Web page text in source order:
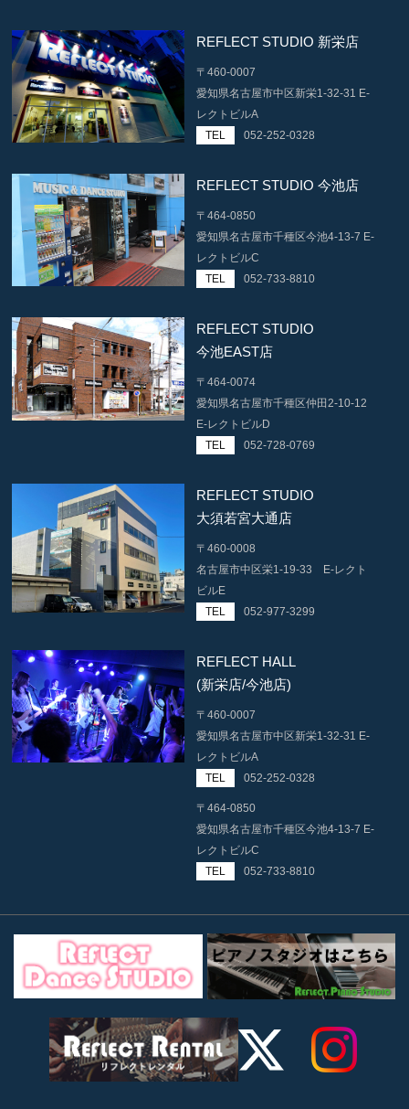
REFLECT STUDIO 新栄店
〒460-0007
愛知県名古屋市中区新栄1-32-31 E-
レクトビルA
TEL
052-252-0328
REFLECT STUDIO 今池店
〒464-0850
愛知県名古屋市千種区今池4-13-7 E-
レクトビルC
TEL
052-733-8810
REFLECT STUDIO
今池EAST店
〒464-0074
愛知県名古屋市千種区仲田2-10-12
E-レクトビルD
TEL
052-728-0769
REFLECT STUDIO
大須若宮大通店
〒460-0008
名古屋市中区栄1-19-33 E-レクト
ビルE
TEL
052-977-3299
REFLECT HALL
(新栄店/今池店)
〒460-0007
愛知県名古屋市中区新栄1-32-31 E-
レクトビルA
TEL
052-252-0328
〒464-0850
愛知県名古屋市千種区今池4-13-7 E-
レクトビルC
TEL
052-733-8810